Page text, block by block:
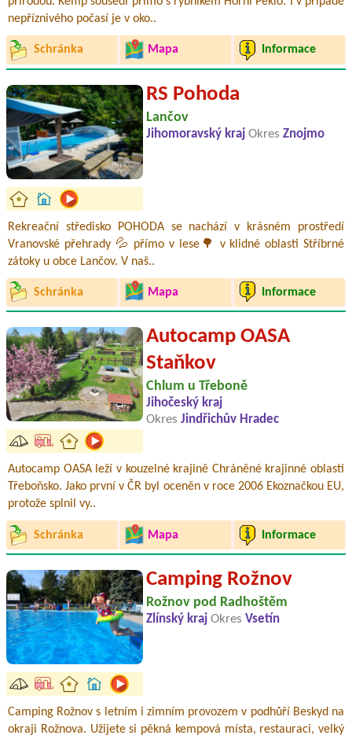
nepříznivého počasí je v oko..
Schránka Mapa Informace
RS Pohoda
Lančov
Jihomoravský kraj Okres Znojmo
Rekreační středisko POHODA se nachází v krásném prostředí
Vranovské přehrady 💦 přímo v lese🌳 v klidné oblasti Stříbrné
zátoky u obce Lančov. V naš..
Schránka Mapa Informace
Autocamp OASA
Staňkov
Chlum u Třeboně
Jihočeský kraj
Okres Jindřichův Hradec
Autocamp OASA leží v kouzelné krajině Chráněné krajinné oblasti
Třeboňsko. Jako první v ČR byl oceněn v roce 2006 Ekoznačkou EU,
protože splnil vy..
Schránka Mapa Informace
Camping Rožnov
Rožnov pod Radhoštěm
Zlínský kraj Okres Vsetín
Camping Rožnov s letním i zimním provozem v podhůří Beskyd na
okraji Rožnova. Užijete si pěkná kempová místa, restauraci, velký